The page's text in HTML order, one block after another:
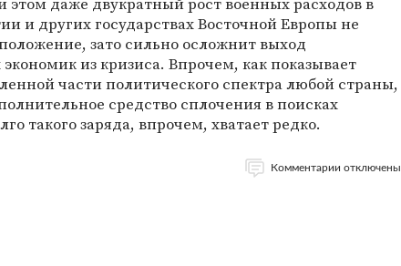
и других государствах Восточной Европы не
зато сильно осложнит выход
из кризиса. Впрочем, как показывает
части политического спектра любой страны,
средство сплочения в поисках
такого заряда, впрочем, хватает редко.
Комментарии отключены